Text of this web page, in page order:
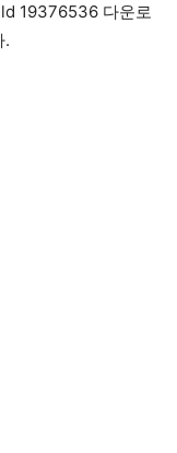
19376536 다운로
.